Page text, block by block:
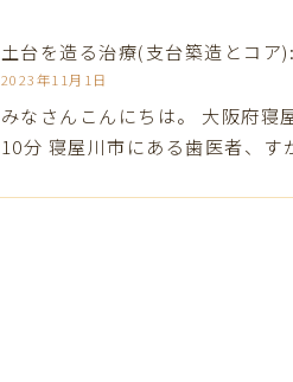
土台を造る治療(支台築造とコア
2023年11月1日
みなさんこんにちは。 大阪府寝
10分 寝屋川市にある歯医者、